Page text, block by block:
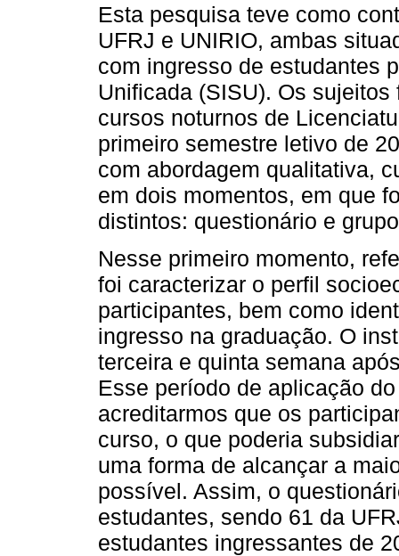
Esta pesquisa teve como
UFRJ e UNIRIO, ambas
com ingresso de estudantes
Unificada (SISU). Os
cursos noturnos de
primeiro semestre letivo de
com abordagem qualitativa,
em dois momentos, em que
distintos: questionário e
Nesse primeiro momento,
foi caracterizar o perfil
participantes, bem como
ingresso na graduação. O
terceira e quinta semana
Esse período de aplicação
acreditarmos que os
curso, o que poderia
uma forma de alcançar a
possível. Assim, o
estudantes, sendo 61 da
estudantes ingressantes de